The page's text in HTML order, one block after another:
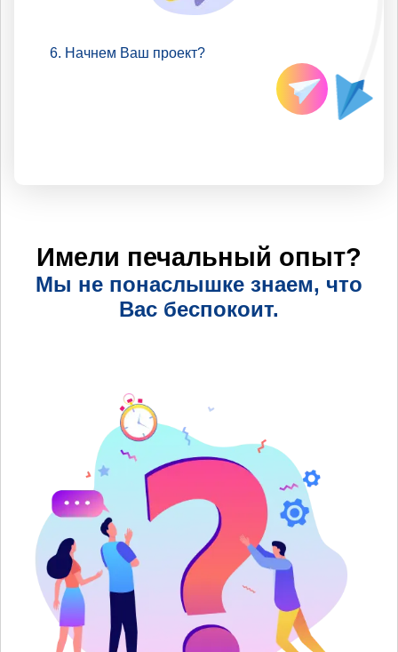
Начнем Ваш проект?
Имели печальный опыт?
Мы не понаслышке знаем, что
Вас беспокоит.